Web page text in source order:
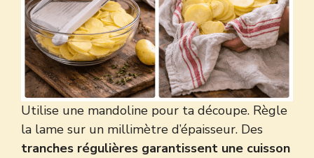
Utilise une mandoline pour ta découpe. Règle
la lame sur un millimètre d’épaisseur. Des
tranches régulières garantissent une cuisson